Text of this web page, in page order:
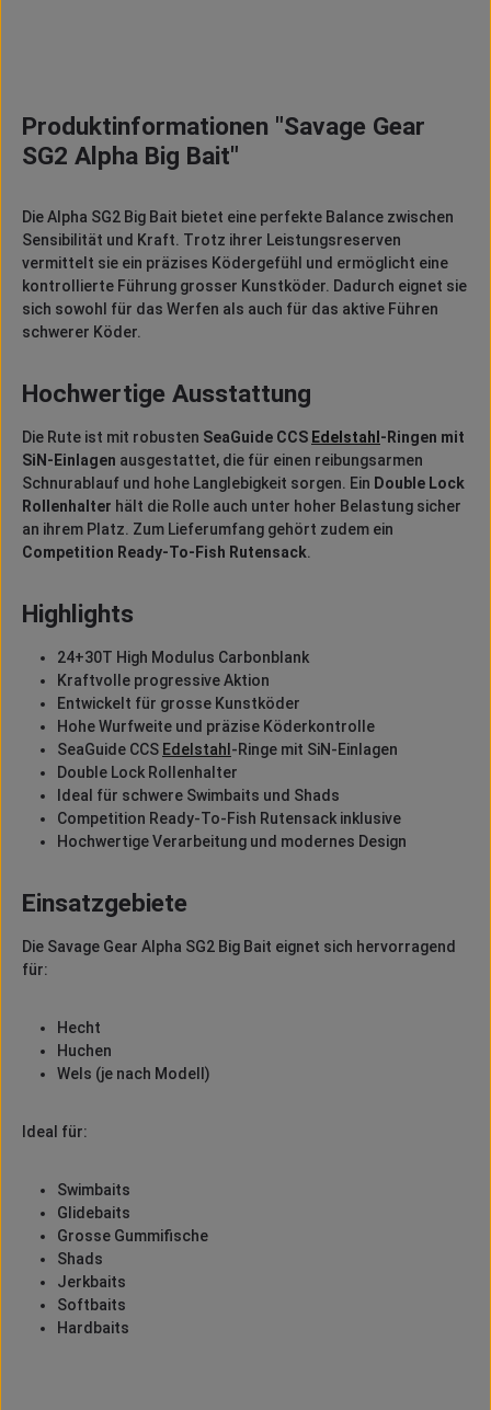
Produktinformationen "Savage Gear
SG2 Alpha Big Bait"
Die Alpha SG2 Big Bait bietet eine perfekte Balance zwischen
Sensibilität und Kraft. Trotz ihrer Leistungsreserven
vermittelt sie ein präzises Ködergefühl und ermöglicht eine
kontrollierte Führung grosser Kunstköder. Dadurch eignet sie
sich sowohl für das Werfen als auch für das aktive Führen
schwerer Köder.
Hochwertige Ausstattung
Die Rute ist mit robusten SeaGuide CCS Edelstahl -Ringen mit
SiN-Einlagen ausgestattet, die für einen reibungsarmen
Schnurablauf und hohe Langlebigkeit sorgen. Ein Double Lock
Rollenhalter hält die Rolle auch unter hoher Belastung sicher
an ihrem Platz. Zum Lieferumfang gehört zudem ein
Competition Ready-To-Fish Rutensack.
Highlights
24+30T High Modulus Carbonblank
Kraftvolle progressive Aktion
Entwickelt für grosse Kunstköder
Hohe Wurfweite und präzise Köderkontrolle
SeaGuide CCS Edelstahl -Ringe mit SiN-Einlagen
Double Lock Rollenhalter
Ideal für schwere Swimbaits und Shads
Competition Ready-To-Fish Rutensack inklusive
Hochwertige Verarbeitung und modernes Design
Einsatzgebiete
Die Savage Gear Alpha SG2 Big Bait eignet sich hervorragend
für:
Hecht
Huchen
Wels (je nach Modell)
Ideal für:
Swimbaits
Glidebaits
Grosse Gummifische
Shads
Jerkbaits
Softbaits
Hardbaits